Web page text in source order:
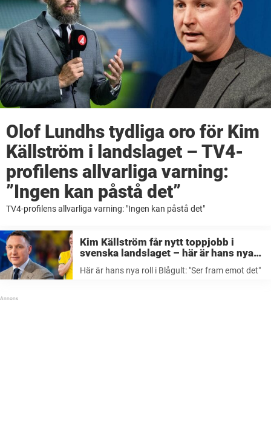
Olof Lundhs tydliga oro för Kim
Källström i landslaget – TV4-
profilens allvarliga varning:
”Ingen kan påstå det”
TV4-profilens allvarliga varning: "Ingen kan påstå det"
Kim Källström får nytt toppjobb i
svenska landslaget – här är hans nya
roll i Blågult: ”Ser fram emot det”
Här är hans nya roll i Blågult: "Ser fram emot det"